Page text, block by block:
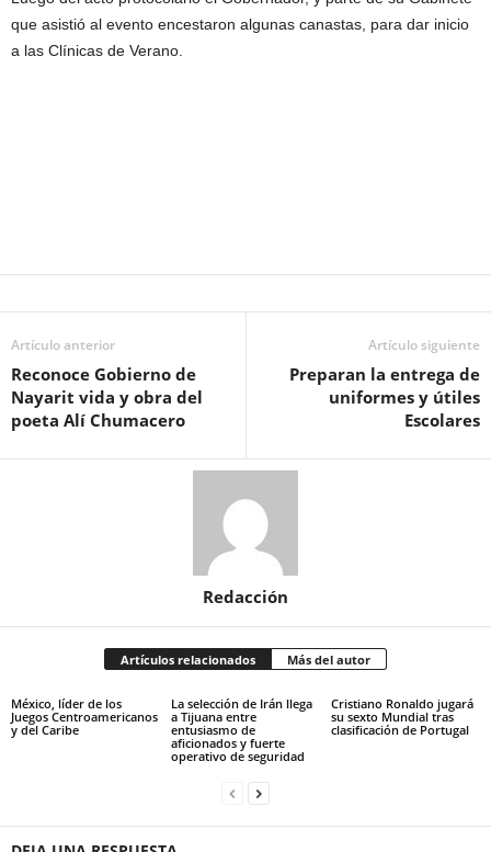
que asistió al evento encestaron algunas canastas, para dar inicio
a las Clínicas de Verano.
Artículo anterior
Reconoce Gobierno de
Nayarit vida y obra del
poeta Alí Chumacero
Artículo siguiente
Preparan la entrega de
uniformes y útiles
Escolares
Redacción
Artículos relacionados Más del autor
México, líder de los
Juegos Centroamericanos
y del Caribe
La selección de Irán llega
a Tijuana entre
entusiasmo de
aficionados y fuerte
operativo de seguridad
Cristiano Ronaldo jugará
su sexto Mundial tras
clasificación de Portugal